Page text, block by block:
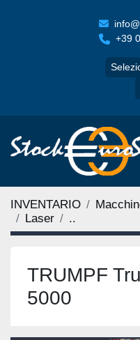
+39
INVENTARIO
Laser
..
TRUMPF
5000